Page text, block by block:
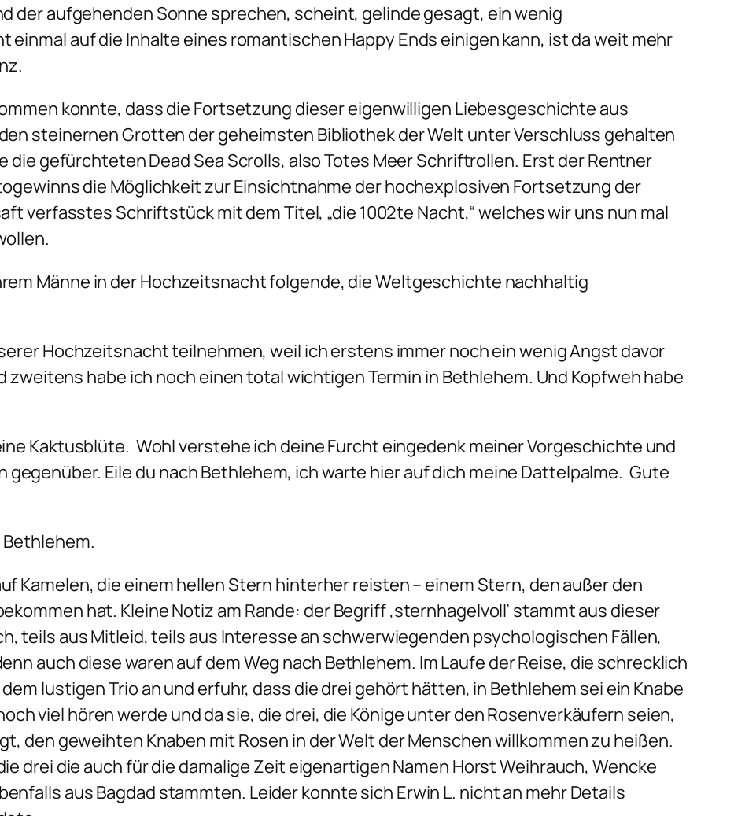
der aufgehenden Sonne sprechen, scheint, gelinde gesagt, ein wenig
einmal auf die Inhalte eines romantischen Happy Ends einigen kann, ist da weit mehr
konnte, dass die Fortsetzung dieser eigenwilligen Liebesgeschichte aus
steinernen Grotten der geheimsten Bibliothek der Welt unter Verschluss gehalten
die gefürchteten Dead Sea Scrolls, also Totes Meer Schriftrollen. Erst der Rentner
die Möglichkeit zur Einsichtnahme der hochexplosiven Fortsetzung der
verfasstes Schriftstück mit dem Titel, „die 1002te Nacht,“ welches wir uns nun mal
Männe in der Hochzeitsnacht folgende, die Weltgeschichte nachhaltig
Hochzeitsnacht teilnehmen, weil ich erstens immer noch ein wenig Angst davor
zweitens habe ich noch einen total wichtigen Termin in Bethlehem. Und Kopfweh habe
Kaktusblüte. Wohl verstehe ich deine Furcht eingedenk meiner Vorgeschichte und
gegenüber. Eile du nach Bethlehem, ich warte hier auf dich meine Dattelpalme. Gute
Kamelen, die einem hellen Stern hinterher reisten – einem Stern, den außer den
hat. Kleine Notiz am Rande: der Begriff ‚sternhagelvoll’ stammt aus dieser
teils aus Mitleid, teils aus Interesse an schwerwiegenden psychologischen Fällen,
auch diese waren auf dem Weg nach Bethlehem. Im Laufe der Reise, die schrecklich
lustigen Trio an und erfuhr, dass die drei gehört hätten, in Bethlehem sei ein Knabe
viel hören werde und da sie, die drei, die Könige unter den Rosenverkäufern seien,
den geweihten Knaben mit Rosen in der Welt der Menschen willkommen zu heißen.
drei die auch für die damalige Zeit eigenartigen Namen Horst Weihrauch, Wencke
aus Bagdad stammten. Leider konnte sich Erwin L. nicht an mehr Details